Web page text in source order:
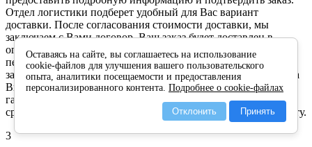
Оставаясь на сайте, вы соглашаетесь на использование
cookie-файлов для улучшения вашего пользовательского
опыта, аналитики посещаемости и предоставления
персонализированного контента. Подробнее о cookie-файлах
Отклонить Принять
Отдел логистики подберет удобный для Вас вариант
доставки. После согласования стоимости доставки, мы
заключаем с Вами договор. Ваш заказ будет доставлен в
оговоренный срок и в отличном состоянии. Камень
перевозится в специальной упаковке, укладкой в которую
занимаются обученные для этого люди. Перед оплатой заказа
Вы проверяете и осматриваете доставленный товар. Мы
гарантируем высокое качество обслуживания, минимальные
сроки доставки и индивидуальный подход к каждому клиенту.
3